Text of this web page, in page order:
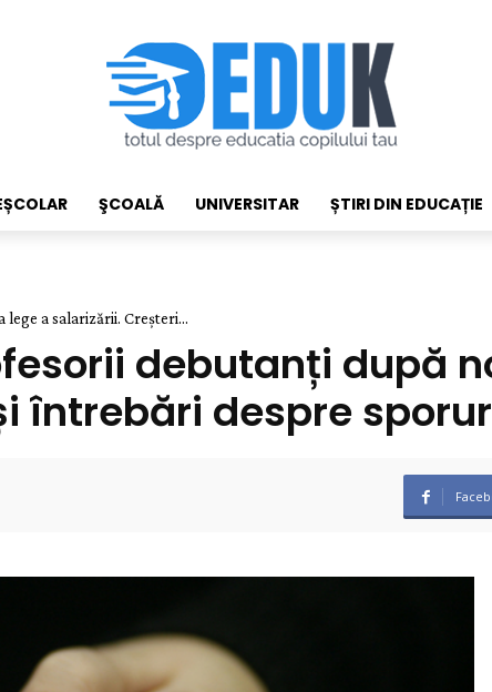
ŞCOALĂ UNIVERSITAR ȘTIRI DIN EDUCAȚIE
a salarizării. Creșteri...
debutanți după
întrebări despre